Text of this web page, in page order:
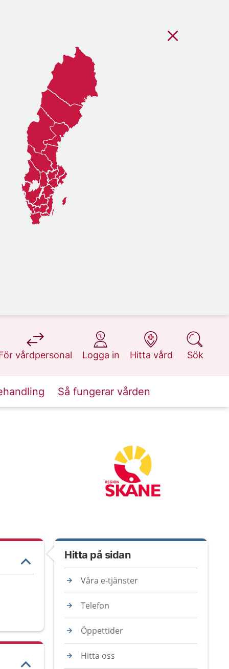
vårdpersonal
på 1177.se
Logga in
på 1177.se
Hitta vård
på 1177.se
Sök
på 1177.se
Så fungerar vården
Hitta på sidan
Våra e-tjänster
Telefon
Öppettider
Hitta oss